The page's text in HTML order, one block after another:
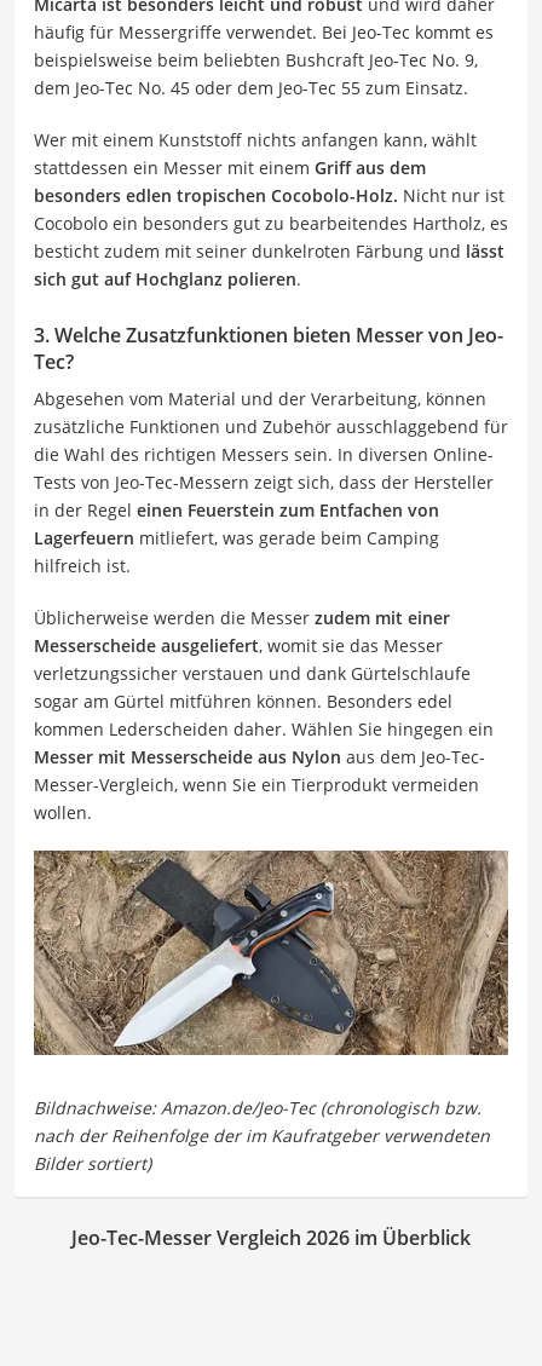
häufig für Messergriffe verwendet. Bei Jeo-Tec kommt es
beispielsweise beim beliebten Bushcraft Jeo-Tec No. 9,
dem Jeo-Tec No. 45 oder dem Jeo-Tec 55 zum Einsatz.
Wer mit einem Kunststoff nichts anfangen kann, wählt
stattdessen ein Messer mit einem Griff aus dem
besonders edlen tropischen Cocobolo-Holz. Nicht nur ist
Cocobolo ein besonders gut zu bearbeitendes Hartholz, es
besticht zudem mit seiner dunkelroten Färbung und lässt
sich gut auf Hochglanz polieren.
3. Welche Zusatzfunktionen bieten Messer von Jeo-
Tec?
Abgesehen vom Material und der Verarbeitung, können
zusätzliche Funktionen und Zubehör ausschlaggebend für
die Wahl des richtigen Messers sein. In diversen Online-
Tests von Jeo-Tec-Messern zeigt sich, dass der Hersteller
in der Regel einen Feuerstein zum Entfachen von
Lagerfeuern mitliefert, was gerade beim Camping
hilfreich ist.
Üblicherweise werden die Messer zudem mit einer
Messerscheide ausgeliefert, womit sie das Messer
verletzungssicher verstauen und dank Gürtelschlaufe
sogar am Gürtel mitführen können. Besonders edel
kommen Lederscheiden daher. Wählen Sie hingegen ein
Messer mit Messerscheide aus Nylon aus dem Jeo-Tec-
Messer-Vergleich, wenn Sie ein Tierprodukt vermeiden
wollen.
Jeo-Tec-Messer Vergleich 2026 im Überblick